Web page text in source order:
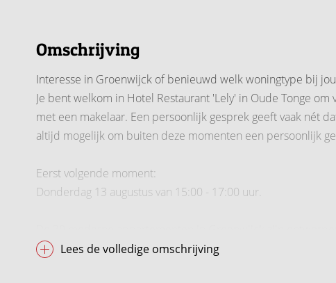
Omschrijving
Interesse in Groenwijck of benieuwd welk woningtype bij
Je bent welkom in Hotel Restaurant 'Lely' in Oude Tonge
met een makelaar. Een persoonlijk gesprek geeft vaak nét
altijd mogelijk om buiten deze momenten een persoonlijk
Eerst volgende moment:
Donderdag 13 augustus van 15:00 - 17:00 uur.
raampartijen zorgen voor veel lichtinval en ieder
Lees de volledige omschrijving